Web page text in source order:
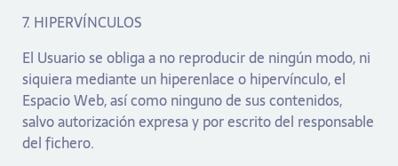
7. HIPERVÍNCULOS
El Usuario se obliga a no reproducir de ningún modo, ni
siquiera mediante un hiperenlace o hipervínculo, el
Espacio Web, así como ninguno de sus contenidos,
salvo autorización expresa y por escrito del responsable
del fichero.